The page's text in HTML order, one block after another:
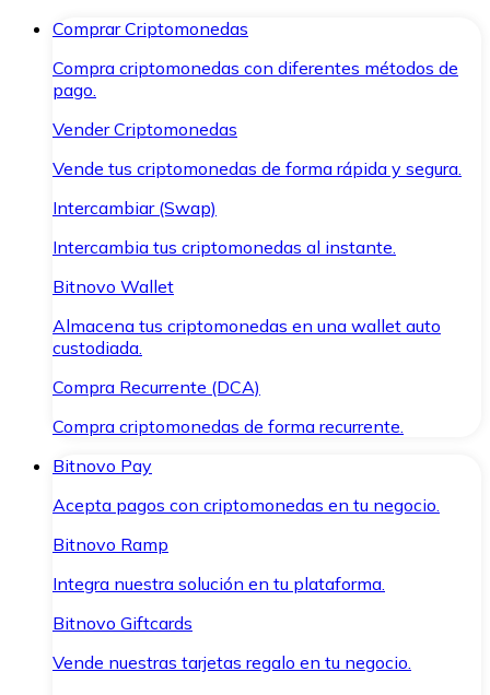
Comprar Criptomonedas
Compra criptomonedas con diferentes métodos de
pago.
Vender Criptomonedas
Vende tus criptomonedas de forma rápida y segura.
Intercambiar (Swap)
Intercambia tus criptomonedas al instante.
Bitnovo Wallet
Almacena tus criptomonedas en una wallet auto
custodiada.
Compra Recurrente (DCA)
Compra criptomonedas de forma recurrente.
Bitnovo Pay
Acepta pagos con criptomonedas en tu negocio.
Bitnovo Ramp
Integra nuestra solución en tu plataforma.
Bitnovo Giftcards
Vende nuestras tarjetas regalo en tu negocio.